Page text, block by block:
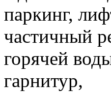
паркинг,
частичный
горячей
гарнитур,